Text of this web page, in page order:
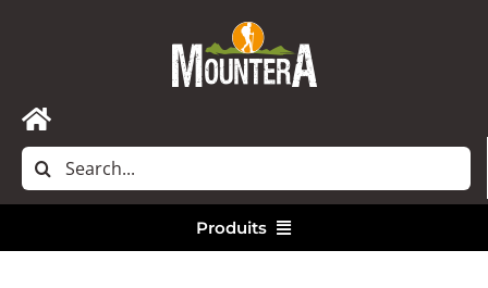
Toggle
Navigation
Accueil
Rechercher:
Produits